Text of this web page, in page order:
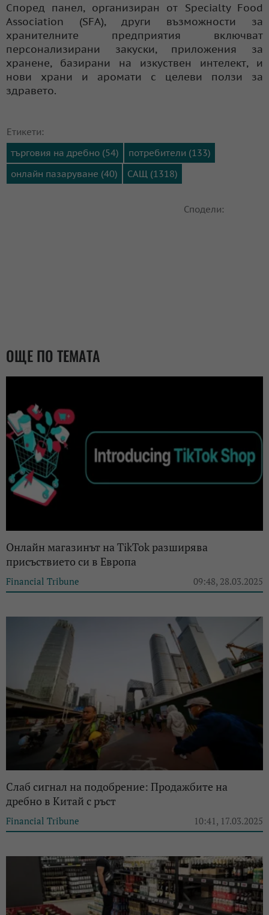
Според панел, организиран от Specialty Food
Association (SFA), други възможности за
хранителните предприятия включват
персонализирани закуски, приложения за
хранене, базирани на изкуствен интелект, и
нови храни и аромати с целеви ползи за
здравето.
Етикети:
търговия на дребно (54)
потребители (133)
онлайн пазаруване (40)
САЩ (1318)
Сподели:
ОЩЕ ПО ТЕМАТА
Онлайн магазинът на TikTok разширява
присъствието си в Европа
Financial Tribune 09:48, 28.03.2025
Слаб сигнал на подобрение: Продажбите на
дребно в Китай с ръст
Financial Tribune 10:41, 17.03.2025